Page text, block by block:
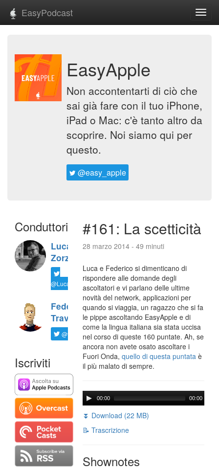
EasyPodcast
EasyApple
Non accontentarti di ciò che
sai già fare con il tuo iPhone,
iPad o Mac: c'è tanto altro da
scoprire. Noi siamo qui per
questo.
@easy_apple
Conduttori
Luca
Zorzi
@LucaTNT
Federico
Travaini
@ftrava
Iscriviti
#161: La scetticità
28 marzo 2014 - 49 minuti
Luca e Federico si dimenticano di
rispondere alle domande degli
ascoltatori e vi parlano delle ultime
novità del network, applicazioni per
quando si viaggia, un ragazzo che si fa
le pippe ascoltando EasyApple e di
come la lingua italiana sia stata uccisa
nel corso di queste 160 puntate. Ah, se
ancora non avete osato ascoltare i
Fuori Onda,quello di questa puntata è
il più malato di sempre.
00:00 00:00
⏬ Download (22 MB)
📝 Trascrizione
Shownotes